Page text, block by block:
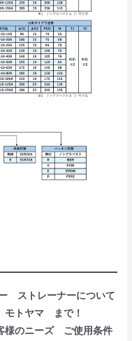
ストレーナーについて
トヤマ まで！
様のニーズ ご使用条件